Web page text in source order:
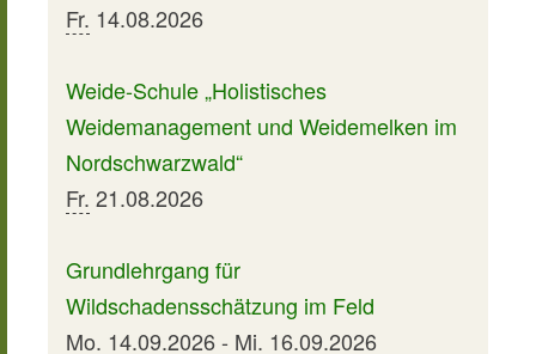
Fr. 14.08.2026
Weide-Schule „Holistisches
Weidemanagement und Weidemelken im
Nordschwarzwald“
Fr. 21.08.2026
Grundlehrgang für
Wildschadensschätzung im Feld
Mo. 14.09.2026 - Mi. 16.09.2026